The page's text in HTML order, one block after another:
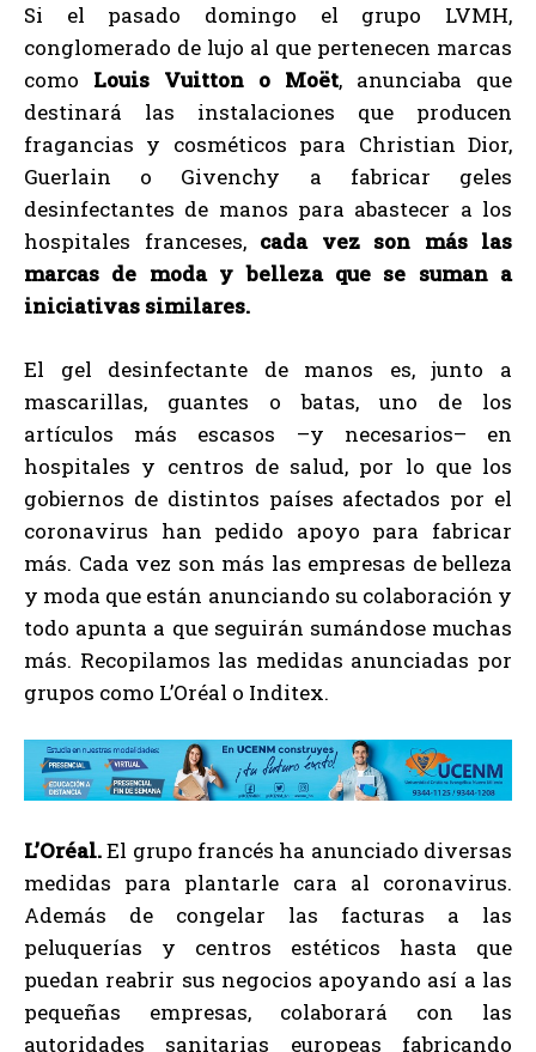
Si el pasado domingo el grupo LVMH,
conglomerado de lujo al que pertenecen marcas
como Louis Vuitton o Moët, anunciaba que
destinará las instalaciones que producen
fragancias y cosméticos para Christian Dior,
Guerlain o Givenchy a fabricar geles
desinfectantes de manos para abastecer a los
hospitales franceses, cada vez son más las
marcas de moda y belleza que se suman a
iniciativas similares.
El gel desinfectante de manos es, junto a
mascarillas, guantes o batas, uno de los
artículos más escasos –y necesarios– en
hospitales y centros de salud, por lo que los
gobiernos de distintos países afectados por el
coronavirus han pedido apoyo para fabricar
más. Cada vez son más las empresas de belleza
y moda que están anunciando su colaboración y
todo apunta a que seguirán sumándose muchas
más. Recopilamos las medidas anunciadas por
grupos como L’Oréal o Inditex.
L’Oréal.El grupo francés ha anunciado diversas
medidas para plantarle cara al coronavirus.
Además de congelar las facturas a las
peluquerías y centros estéticos hasta que
puedan reabrir sus negocios apoyando así a las
pequeñas empresas, colaborará con las
autoridades sanitarias europeas fabricando